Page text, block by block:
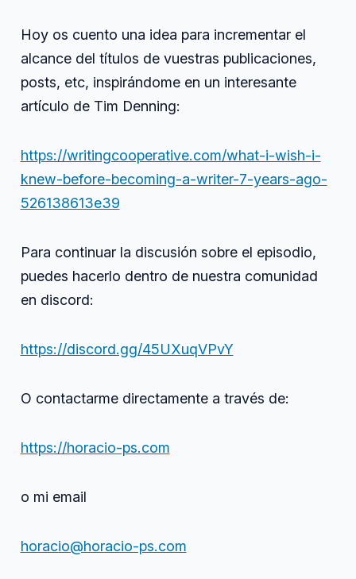
a
más
audiencia
Hoy os cuento una idea para incrementar el
alcance del títulos de vuestras publicaciones,
posts, etc, inspirándome en un interesante
artículo de Tim Denning:
https://writingcooperative.com/what-i-wish-i-
knew-before-becoming-a-writer-7-years-ago-
526138613e39
Para continuar la discusión sobre el episodio,
puedes hacerlo dentro de nuestra comunidad
en discord:
https://discord.gg/45UXuqVPvY
O contactarme directamente a través de:
https://horacio-ps.com
o mi email
horacio@horacio-ps.com